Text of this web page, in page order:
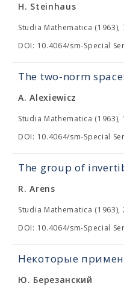
H. Steinhaus
Studia Mathematica (1963),
DOI: 10.4064/sm-Special
The two-norm
A. Alexiewicz
Studia Mathematica (1963),
DOI: 10.4064/sm-Special
The group of
R. Arens
Studia Mathematica (1963),
DOI: 10.4064/sm-Special
Некоторые
Ю. Березанский